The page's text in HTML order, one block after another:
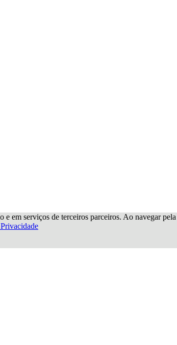
em serviços de terceiros parceiros. Ao navegar